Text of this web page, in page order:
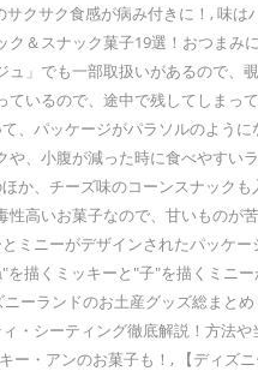
クサク食感が病み付きに！, 味
＆スナック菓子19選！おつま
」でも一部取扱いがあるので、
いるので、途中で残してしまっ
、パッケージがパラソルのよう
、小腹が減った時に食べやす
か、チーズ味のコーンスナック
高いお菓子なので、甘いもの
ミニーがデザインされたパッケ
描くミッキーと"子"を描くミニ
ーランドのお土産グッズ総ま
・シーティング徹底解説！方法
ー・アンのお菓子も！, 【ディズ